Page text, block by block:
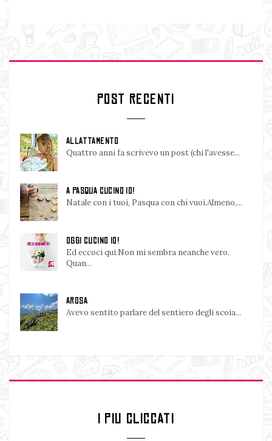
POST RECENTI
ALLATTAMENTO
Quattro anni fa scrivevo un post (chi l'avesse...
A PASQUA CUCINO IO!
Natale con i tuoi, Pasqua con chi vuoi.Almeno,...
OGGI CUCINO IO!
Ed eccoci qui.Non mi sembra neanche vero.
Quan...
AROSA
Avevo sentito parlare del sentiero degli scoia...
I PIU CLICCATI